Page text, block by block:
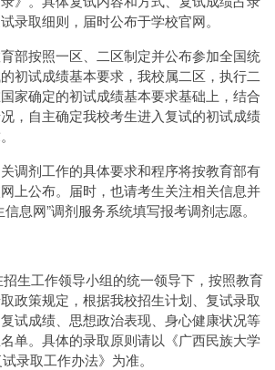
录取细则，届时公布于学校官网。
育部按照一区、二区制定并公布参加全国统
初试成绩基本要求，我校属二区，执行二
家确定的初试成绩基本要求基础上，结合
，自主确定我校考生进入复试的初试成绩
关调剂工作的具体要求和程序将按教育部有
上公布。届时，也请考生关注相关信息并
息网”调剂服务系统填写报考调剂志愿。
招生工作领导小组的统一领导下，按照教育
政策规定，根据我校招生计划、复试录取
试成绩、思想政治表现、身心健康状况等
单。具体的录取原则请以《广西民族大学
录取工作办法》为准。